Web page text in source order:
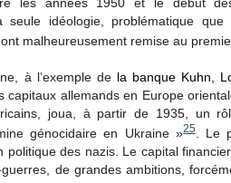
les années 1950 et le début
seule idéologie, problématique
malheureusement remise au
à l’exemple de la banque Kuhn,
capitaux allemands en Europe
joua, à partir de 1935, un
génocidaire en Ukraine »25. Le
politique des nazis. Le capital
guerres, de grandes ambitions,